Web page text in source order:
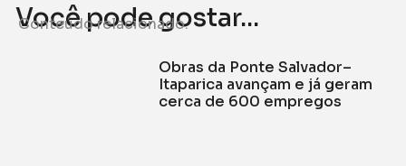
Você pode gostar...
Conteúdo relacionado.
Obras da Ponte Salvador–
Itaparica avançam e já geram
cerca de 600 empregos